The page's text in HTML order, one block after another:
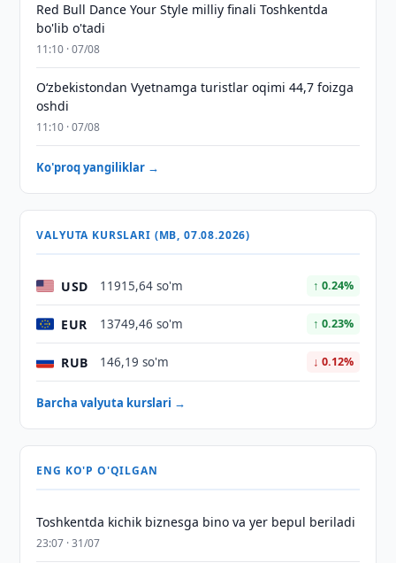
Red Bull Dance Your Style milliy finali Toshkentda
bo'lib o'tadi
11:10 · 07/08
O‘zbekistondan Vyetnamga turistlar oqimi 44,7 foizga
oshdi
11:10 · 07/08
Ko'proq yangiliklar →
VALYUTA KURSLARI (MB, 07.08.2026)
USD 11915,64 so'm ↑ 0.24%
EUR 13749,46 so'm ↑ 0.23%
RUB 146,19 so'm ↓ 0.12%
Barcha valyuta kurslari →
ENG KO'P O'QILGAN
Toshkentda kichik biznesga bino va yer bepul beriladi
23:07 · 31/07